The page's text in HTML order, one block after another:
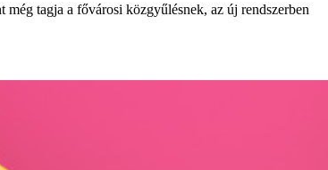
tagja a fővárosi közgyűlésnek, az új rendszerben